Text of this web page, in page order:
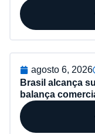
agosto 6, 2026
Brasil alcança
balança